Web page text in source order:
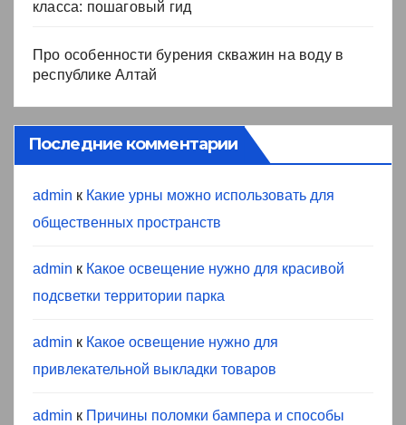
класса: пошаговый гид
Про особенности бурения скважин на воду в
республике Алтай
Последние комментарии
admin к Какие урны можно использовать для
общественных пространств
admin к Какое освещение нужно для красивой
подсветки территории парка
admin к Какое освещение нужно для
привлекательной выкладки товаров
admin к Причины поломки бампера и способы